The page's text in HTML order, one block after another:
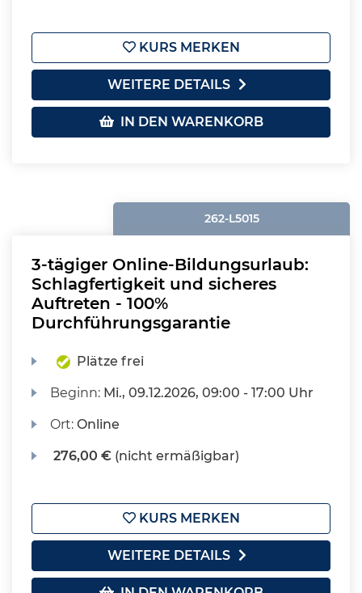
KURS MERKEN
WEITERE DETAILS
IN DEN WARENKORB
262-L5015
3-tägiger Online-Bildungsurlaub:
Schlagfertigkeit und sicheres
Auftreten - 100%
Durchführungsgarantie
Plätze frei
Beginn: Mi., 09.12.2026, 09:00 - 17:00 Uhr
Ort:Online
276,00 € (nicht ermäßigbar)
KURS MERKEN
WEITERE DETAILS